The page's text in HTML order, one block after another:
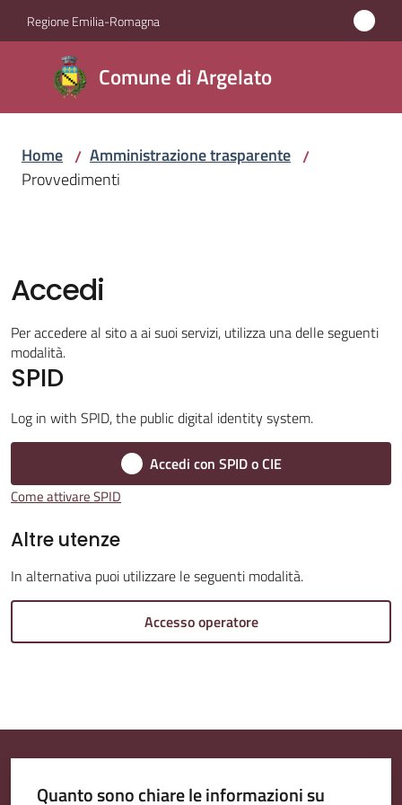
Vai al contenuto
Vai alla navigazione
Vai al footer
Regione Emilia-Romagna
Comune di Argelato
Comune
di
Argelato
Servizi
Vivere
Argelato
Amministrazione
Menu selezionato
Tutti
Home / Amministrazione trasparente /
Provvedimenti
Accedi
Per accedere al sito a ai suoi servizi, utilizza una delle seguenti
modalità.
SPID
Log in with SPID, the public digital identity system.
Accedi con SPID o CIE
Come attivare SPID
Altre utenze
In alternativa puoi utilizzare le seguenti modalità.
Accesso operatore
Quanto sono chiare le informazioni su